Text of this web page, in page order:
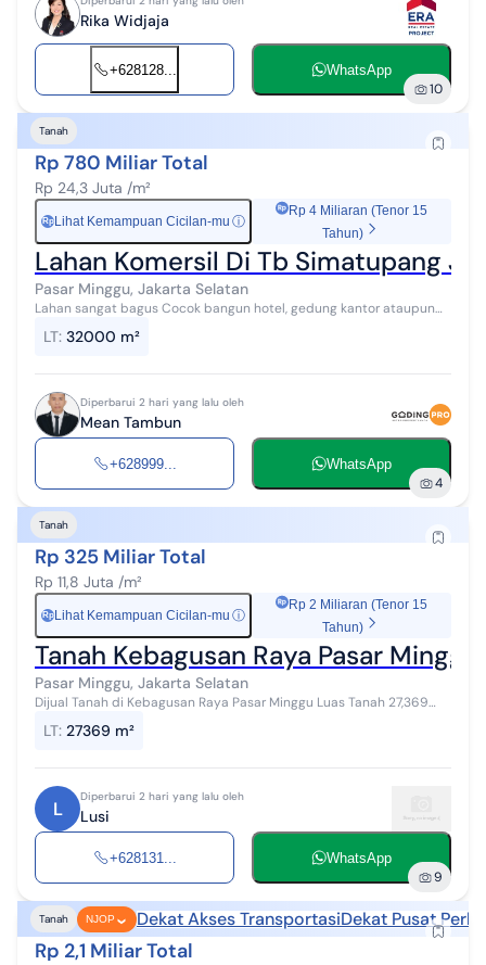
Rika Widjaja
+628128... WhatsApp
10
Tanah
Rp 780 Miliar Total
Rp 24,3 Juta /m²
Rp Lihat Kemampuan Cicilan-mu ⓘ
Rp 4 Miliaran (Tenor 15
Tahun)
Lahan Komersil Di Tb Simatupang
Pasar Minggu, Jakarta Selatan
Lahan sangat bagus Cocok bangun hotel, gedung kantor ataupun
LT: 32000 m²
Diperbarui 2 hari yang lalu oleh
Mean Tambun
+628999... WhatsApp
4
Tanah
Rp 325 Miliar Total
Rp 11,8 Juta /m²
Rp Lihat Kemampuan Cicilan-mu ⓘ
Rp 2 Miliaran (Tenor 15
Tahun)
Tanah Kebagusan Raya Pasar
Pasar Minggu, Jakarta Selatan
Dijual Tanah di Kebagusan Raya Pasar Minggu Luas Tanah 27,369
LT: 27369 m²
L
Diperbarui 2 hari yang lalu oleh
Lusi
+628131... WhatsApp
9
Tanah NJOP Dekat Akses TransportasiDekat Pusat
Rp 2,1 Miliar Total